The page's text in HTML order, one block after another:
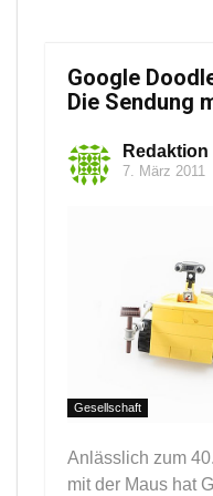
Google
Die Sendung
Redaktion
7. März 2011
Gesellschaft
Anlässlich zum
mit der Maus hat